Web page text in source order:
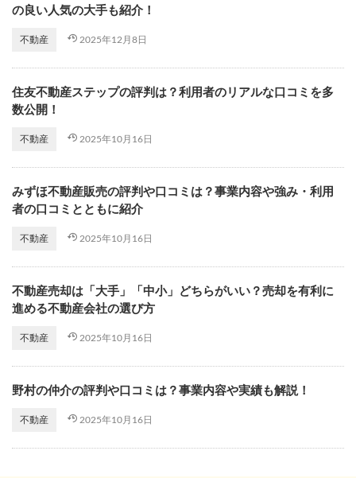
の良い人気の大手も紹介！
不動産 2025年12月8日
住友不動産ステップの評判は？利用者のリアルな口コミを多
数公開！
不動産 2025年10月16日
みずほ不動産販売の評判や口コミは？事業内容や強み・利用
者の口コミとともに紹介
不動産 2025年10月16日
不動産売却は「大手」「中小」どちらがいい？売却を有利に
進める不動産会社の選び方
不動産 2025年10月16日
野村の仲介の評判や口コミは？事業内容や実績も解説！
不動産 2025年10月16日